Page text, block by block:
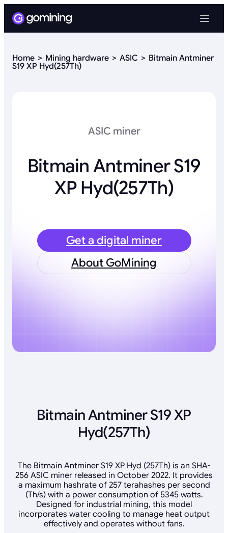
Home Mining hardware ASIC
Bitmain Antminer
S19 XP Hyd(257Th)
ASIC miner
Bitmain Antminer S19
XP Hyd(257Th)
Get a digital miner
About GoMining
Bitmain Antminer S19 XP
Hyd(257Th)
The Bitmain Antminer S19 XP Hyd (257Th) is an SHA-
256 ASIC miner released in October 2022. It provides
a maximum hashrate of 257 terahashes per second
(Th/s) with a power consumption of 5345 watts.
Designed for industrial mining, this model
incorporates water cooling to manage heat output
effectively and operates without fans.